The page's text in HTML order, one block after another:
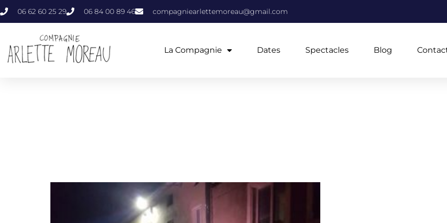
06 62 60 25 29 06 84 00 89 46 compagniearlettemoreau@gmail.com
La Compagnie Dates Spectacles Blog